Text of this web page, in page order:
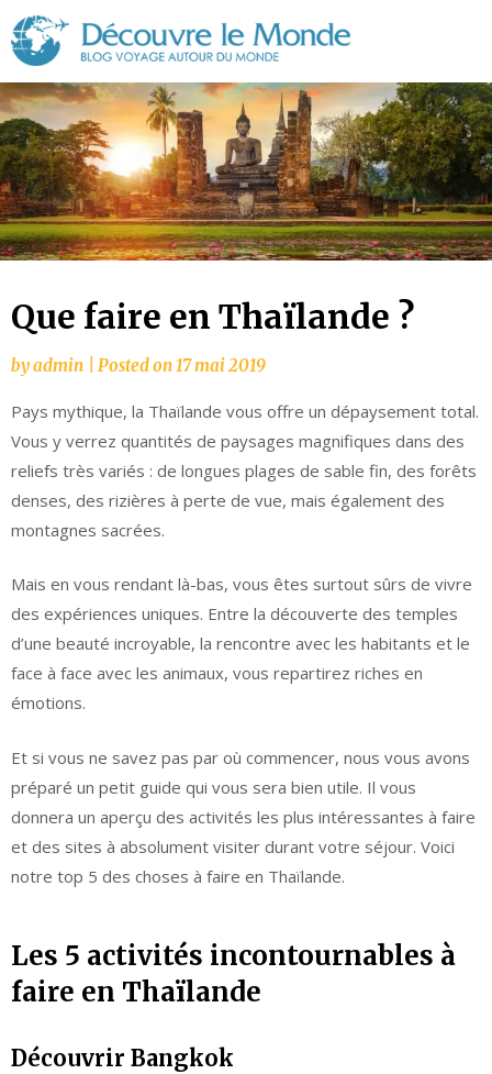
Monde
Que faire en Thaïlande ?
byadmin Posted on 17 mai 2019
Pays mythique, la Thaïlande vous offre un dépaysement total.
Vous y verrez quantités de paysages magnifiques dans des
reliefs très variés : de longues plages de sable fin, des forêts
denses, des rizières à perte de vue, mais également des
montagnes sacrées.
Mais en vous rendant là-bas, vous êtes surtout sûrs de vivre
des expériences uniques. Entre la découverte des temples
d’une beauté incroyable, la rencontre avec les habitants et le
face à face avec les animaux, vous repartirez riches en
émotions.
Et si vous ne savez pas par où commencer, nous vous avons
préparé un petit guide qui vous sera bien utile. Il vous
donnera un aperçu des activités les plus intéressantes à faire
et des sites à absolument visiter durant votre séjour. Voici
notre top 5 des choses à faire en Thaïlande.
Les 5 activités incontournables à
faire en Thaïlande
Découvrir Bangkok